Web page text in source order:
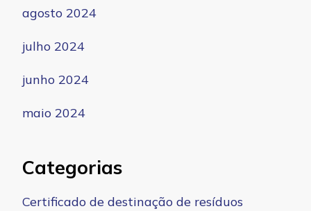
agosto 2024
julho 2024
junho 2024
maio 2024
Categorias
Certificado de destinação de resíduos